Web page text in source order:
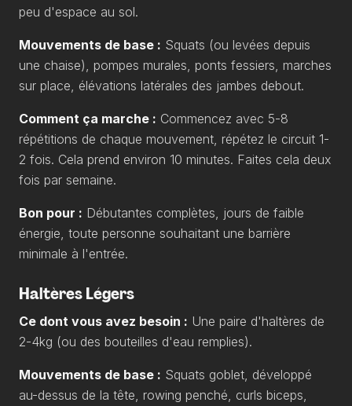
peu d'espace au sol.
Mouvements de base : Squats (ou levées depuis
une chaise), pompes murales, ponts fessiers, marches
sur place, élévations latérales des jambes debout.
Comment ça marche : Commencez avec 5-8
répétitions de chaque mouvement, répétez le circuit 1-
2 fois. Cela prend environ 10 minutes. Faites cela deux
fois par semaine.
Bon pour : Débutantes complètes, jours de faible
énergie, toute personne souhaitant une barrière
minimale à l'entrée.
Haltères Légers
Ce dont vous avez besoin : Une paire d'haltères de
2-4kg (ou des bouteilles d'eau remplies).
Mouvements de base : Squats goblet, développé
au-dessus de la tête, rowing penché, curls biceps,